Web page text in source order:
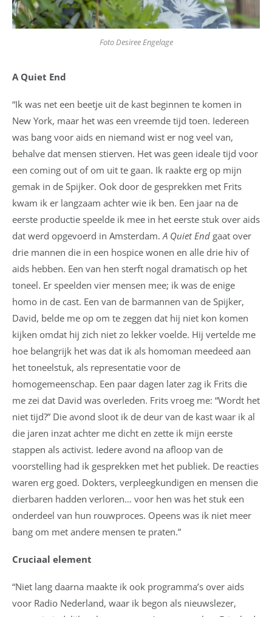
Foto Desiree Engelage
A Quiet End
“Ik was net een beetje uit de kast beginnen te komen in
New York, maar het was een vreemde tijd toen. Iedereen
was bang voor aids en niemand wist er nog veel van,
behalve dat mensen stierven. Het was geen ideale tijd voor
een coming out of om uit te gaan. Ik raakte erg op mijn
gemak in de Spijker. Ook door de gesprekken met Frits
kwam ik er langzaam achter wie ik ben. Een jaar na de
eerste productie speelde ik mee in het eerste stuk over aids
dat werd opgevoerd in Amsterdam.A Quiet End gaat over
drie mannen die in een hospice wonen en alle drie hiv of
aids hebben. Een van hen sterft nogal dramatisch op het
toneel. Er speelden vier mensen mee; ik was de enige
homo in de cast. Een van de barmannen van de Spijker,
David, belde me op om te zeggen dat hij niet kon komen
kijken omdat hij zich niet zo lekker voelde. Hij vertelde me
hoe belangrijk het was dat ik als homoman meedeed aan
het toneelstuk, als representatie voor de
homogemeenschap. Een paar dagen later zag ik Frits die
me zei dat David was overleden. Frits vroeg me: “Wordt het
niet tijd?” Die avond sloot ik de deur van de kast waar ik al
die jaren inzat achter me dicht en zette ik mijn eerste
stappen als activist. Iedere avond na afloop van de
voorstelling had ik gesprekken met het publiek. De reacties
waren erg goed. Dokters, verpleegkundigen en mensen die
dierbaren hadden verloren… voor hen was het stuk een
onderdeel van hun rouwproces. Opeens was ik niet meer
bang om met andere mensen te praten.”
Cruciaal element
“Niet lang daarna maakte ik ook programma’s over aids
voor Radio Nederland, waar ik begon als nieuwslezer,